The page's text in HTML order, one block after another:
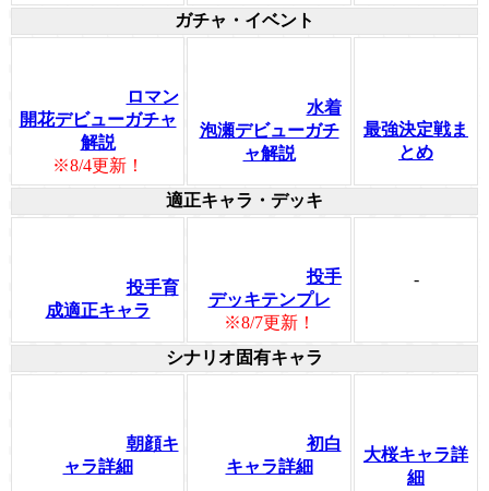
ガチャ・イベント
ロマン
開花デビューガチャ
解説
※8/4更新！
水着
泡瀬デビューガチ
ャ解説
最強決定戦ま
とめ
適正キャラ・デッキ
投手育
成適正キャラ
投手
デッキテンプレ
※8/7更新！
-
シナリオ固有キャラ
朝顔キ
ャラ詳細
初白
キャラ詳細
大桜キャラ詳
細